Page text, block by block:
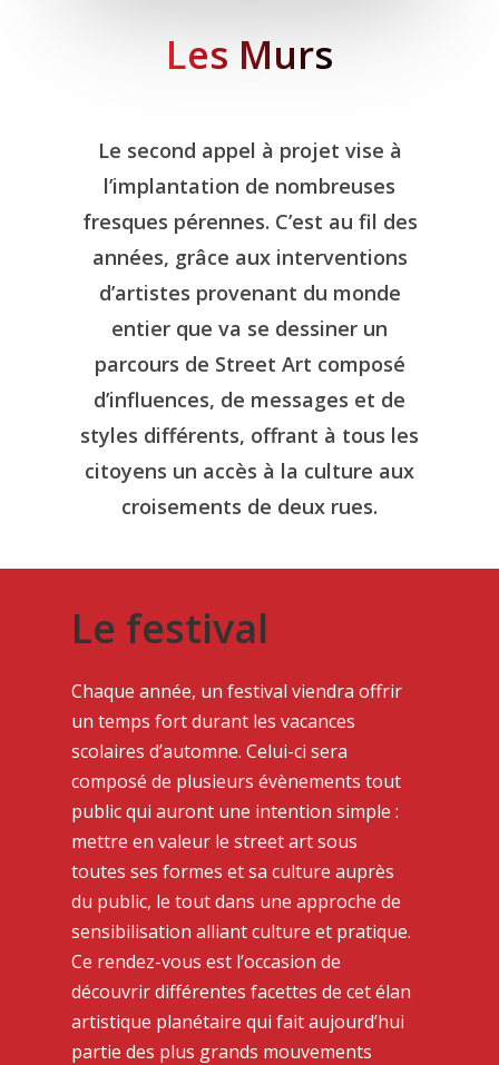
Les Murs
Le second appel à projet vise à
l’implantation de nombreuses
fresques pérennes. C’est au fil des
années, grâce aux interventions
d’artistes provenant du monde
entier que va se dessiner un
parcours de Street Art composé
d’influences, de messages et de
styles différents, offrant à tous les
citoyens un accès à la culture aux
croisements de deux rues.
Le festival
Chaque année, un festival viendra offrir
un temps fort durant les vacances
scolaires d’automne. Celui-ci sera
composé de plusieurs évènements tout
public qui auront une intention simple :
mettre en valeur le street art sous
toutes ses formes et sa culture auprès
du public, le tout dans une approche de
sensibilisation alliant culture et pratique.
Ce rendez-vous est l’occasion de
découvrir différentes facettes de cet élan
artistique planétaire qui fait aujourd’hui
partie des plus grands mouvements